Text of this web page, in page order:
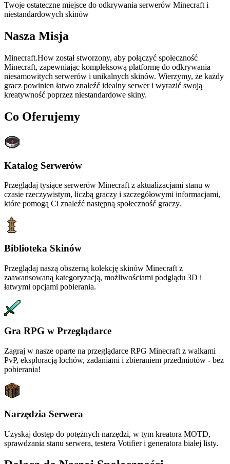
Twoje ostateczne miejsce do odkrywania serwerów Minecraft i
niestandardowych skinów
Nasza Misja
Minecraft.How został stworzony, aby połączyć społeczność
Minecraft, zapewniając kompleksową platformę do odkrywania
niesamowitych serwerów i unikalnych skinów. Wierzymy, że każdy
gracz powinien łatwo znaleźć idealny serwer i wyrazić swoją
kreatywność poprzez niestandardowe skiny.
Co Oferujemy
Katalog Serwerów
Przeglądaj tysiące serwerów Minecraft z aktualizacjami stanu w
czasie rzeczywistym, liczbą graczy i szczegółowymi informacjami,
które pomogą Ci znaleźć następną społeczność graczy.
Biblioteka Skinów
Przeglądaj naszą obszerną kolekcję skinów Minecraft z
zaawansowaną kategoryzacją, możliwościami podglądu 3D i
łatwymi opcjami pobierania.
Gra RPG w Przeglądarce
Zagraj w nasze oparte na przeglądarce RPG Minecraft z walkami
PvP, eksploracją lochów, zadaniami i zbieraniem przedmiotów - bez
pobierania!
Narzędzia Serwera
Uzyskaj dostęp do potężnych narzędzi, w tym kreatora MOTD,
sprawdzania stanu serwera, testera Votifier i generatora białej listy.